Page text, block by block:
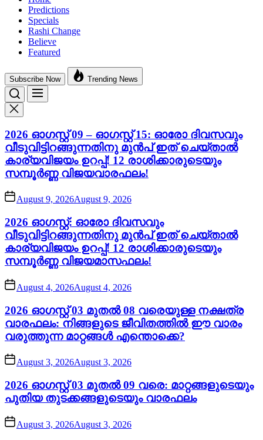
Predictions
Specials
Rashi Change
Believe
Featured
Subscribe Now Trending News
2026 ഓഗസ്റ്റ് 09 – ഓഗസ്റ്റ് 15: ഓരോ ദിവസവും
വീടുവിട്ടിറങ്ങുന്നതിനു മുൻപ് ഇത് ചെയ്താൽ
കാര്യവിജയം ഉറപ്പ്! 12 രാശിക്കാരുടെയും
സമ്പൂർണ്ണ വിജയവാരഫലം!
August 9, 2026August 9, 2026
2026 ഓഗസ്റ്റ്: ഓരോ ദിവസവും
വീടുവിട്ടിറങ്ങുന്നതിനു മുൻപ് ഇത് ചെയ്താൽ
കാര്യവിജയം ഉറപ്പ്! 12 രാശിക്കാരുടെയും
സമ്പൂർണ്ണ വിജയമാസഫലം!
August 4, 2026August 4, 2026
2026 ഓഗസ്റ്റ് 03 മുതൽ 08 വരെയുള്ള നക്ഷത്ര
വാരഫലം: നിങ്ങളുടെ ജീവിതത്തിൽ ഈ വാരം
വരുത്തുന്ന മാറ്റങ്ങൾ എന്തൊക്കെ?
August 3, 2026August 3, 2026
2026 ഓഗസ്റ്റ് 03 മുതൽ 09 വരെ: മാറ്റങ്ങളുടെയും
പുതിയ തുടക്കങ്ങളുടെയും വാരഫലം
August 3, 2026August 3, 2026